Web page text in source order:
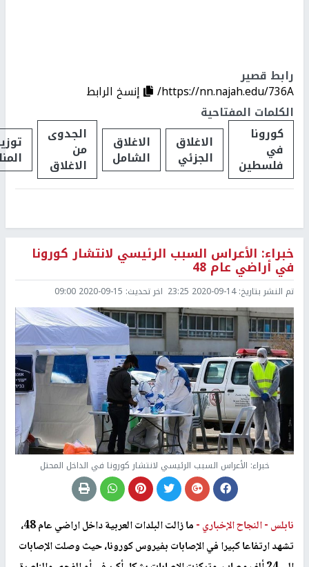
رابط قصير
https://nn.najah.edu/736A/
إنسخ الرابط
الكلمات المفتاحية
كورونا
في
فلسطين
الاغلاق
الجزئي
الاغلاق
الشامل
الجدوى
من
الاغلاق
خبراء: الأعراس السبب الرئيسي لانتشار كورونا
في أراضي عام 48
تم النشر بتاريخ:2020-09-14 23:25 اخر تحديث: 2020-09-15 09:00
خبراء: الأعراس السبب الرئيسي لانتشار كورونا في الداخل المحتل
نابلس -النجاح الإخباري -
ما زالت البلدات العربية داخل اراضي عام 48،
تشهد ارتفاعا كبيرا في الإصابات بفيروس كورونا، حيث وصلت الإصابات